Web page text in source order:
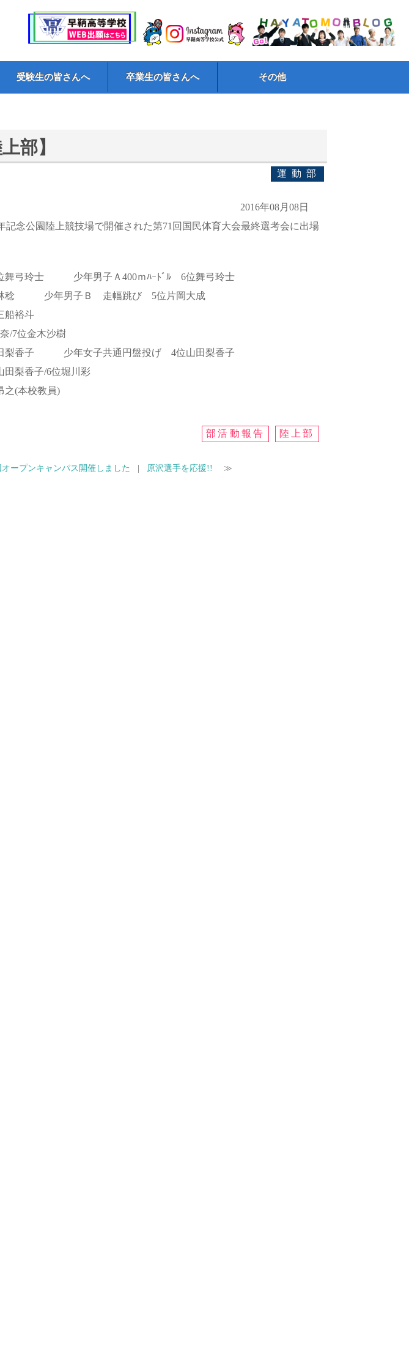
受験生の皆さんへ 卒業生の皆さんへ その他
部】
運動部
2016年08月08日
記念公園陸上競技場で開催された第71回国民体育大会最終選考会に出場
舞弓玲士 少年男子Ａ400ｍﾊｰﾄﾞﾙ 6位舞弓玲士
林稔 少年男子Ｂ 走幅跳び 5位片岡大成
船裕斗
/7位金木沙樹
梨香子 少年女子共通円盤投げ 4位山田梨香子
梨香子/6位堀川彩
之(本校教員)
部活動報告 陸上部
オープンキャンパス開催しました | 原沢選手を応援!! ≫